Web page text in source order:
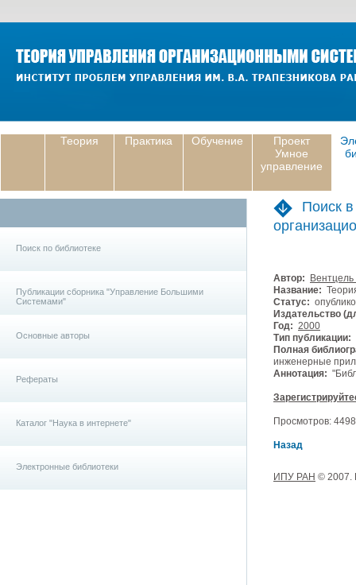
Теория Практика Обучение
Проект
Умное
управление
Поиск по библиотеке
Публикации сборника "Управление Большими
Системами"
Основные авторы
Рефераты
Каталог "Наука в интернете"
Электронные библиотеки
Поиск
Автор:
Название:
Статус:
Издательство
Год: 2000
Тип публикации:
Полная
инженерные
Аннотация:
Просмотров:
Назад
ИПУ РАН © 2007.